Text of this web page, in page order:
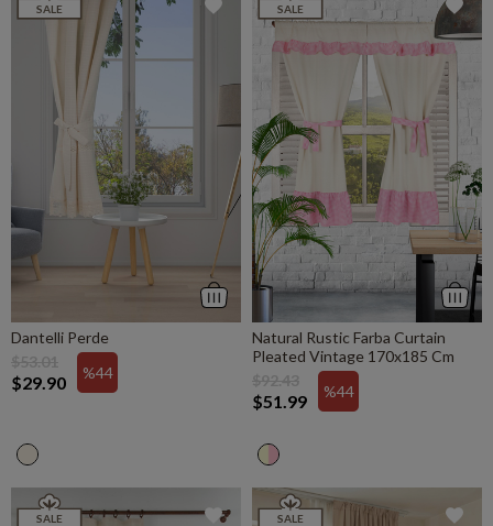
Dantelli Perde
$29.90
$53.01
%44
SALE
Natural Rustic Farba Curtain
Pleated Vintage 170x185 Cm
$51.99
$92.43
%44
SALE
SALE SALE